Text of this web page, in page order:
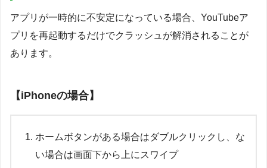
アプリが一時的に不安定になっている場合、YouTubeア
プリを再起動するだけでクラッシュが解消されることが
あります。
【iPhoneの場合】
ホームボタンがある場合はダブルクリックし、な
い場合は画面下から上にスワイプ